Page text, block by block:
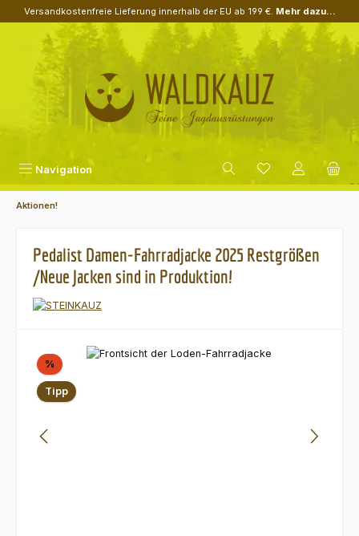
Zum Hauptinhalt springen
Versandkostenfreie Lieferung innerhalb der EU ab 199 €. Mehr dazu...
Navigation
Aktionen!
Pedalist Damen-Fahrradjacke 2025 Restgrößen
/Neue Jacken sind in Produktion!
Bildergalerie überspringen
% Rabatt
Tipp